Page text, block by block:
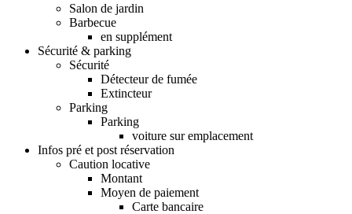
Salon de jardin
Barbecue
en supplément
Sécurité & parking
Sécurité
Détecteur de fumée
Extincteur
Parking
Parking
voiture sur emplacement
Infos pré et post réservation
Caution locative
Montant
Moyen de paiement
Carte bancaire